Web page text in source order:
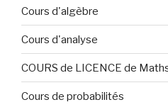
Cours d'algèbre
Cours d'analyse
COURS de LICENCE de
Cours de probabilités